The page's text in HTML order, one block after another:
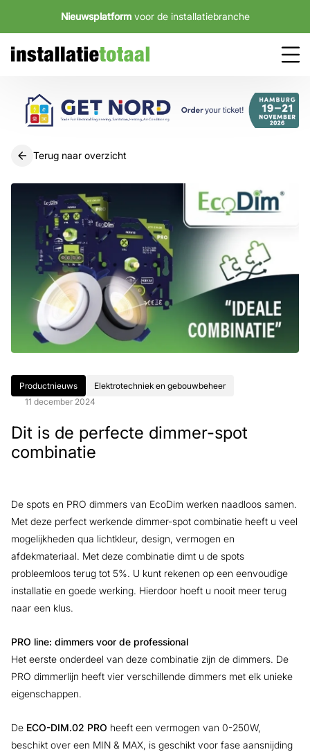
Nieuwsplatform voor de installatiebranche
Terug naar overzicht
Productnieuws
Elektrotechniek en gebouwbeheer
11 december 2024
Dit is de perfecte dimmer-spot
combinatie
De spots en PRO dimmers van EcoDim werken naadloos samen.
Met deze perfect werkende dimmer-spot combinatie heeft u veel
mogelijkheden qua lichtkleur, design, vermogen en
afdekmateriaal. Met deze combinatie dimt u de spots
probleemloos terug tot 5%. U kunt rekenen op een eenvoudige
installatie en goede werking. Hierdoor hoeft u nooit meer terug
naar een klus.
PRO line: dimmers voor de professional
Het eerste onderdeel van deze combinatie zijn de dimmers. De
PRO dimmerlijn heeft vier verschillende dimmers met elk unieke
eigenschappen.
De ECO-DIM.02 PRO heeft een vermogen van 0-250W,
beschikt over een MIN & MAX, is geschikt voor fase aansnijding